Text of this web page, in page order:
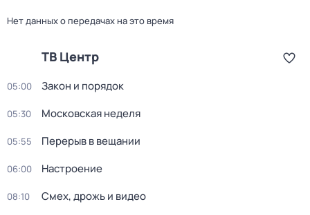
Нет данных о передачах на это время
ТВ Центр
05:00 Закон и порядок
05:30 Московская неделя
05:55 Перерыв в вещании
06:00 Настроение
08:10 Смех, дрожь и видео